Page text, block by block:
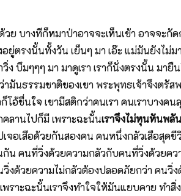
วย บางทีก็หมาป่าอาจจะเห็นเข้า อาจจะกัด
อยู่ตรงนั้นทั้งวัน เย็นๆ มา เอ๊ะ แม่มันยังไม่ม
ง บึมๆๆๆ มา มาดูเรา เราก็นั่งตรงนั้น มา
มันธรรมชาติของเขา พระพุทธเจ้าจึงตรัสพ
โอ้ชื่นใจ เขามีสติกว่าคนเรา คนเราบางค
ลานไปก็มี เพราะฉะนั้นเราจึงไม่หุนหันพลั
เจอเสือด้วยกันสองคน คนหนึ่งกลัวเสือสุดชี
กัน คนที่วิ่งด้วยความกลัวกับคนที่วิ่งด้วยคว
งด้วยความไม่กลัวต้องปลอดภัยกว่า คนวิ่
พราะฉะนั้นเราจึงทำใจให้มันแยบคาย ทำสิ่